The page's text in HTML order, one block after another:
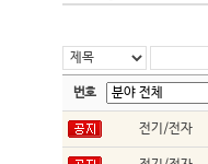
번호
전기/전자